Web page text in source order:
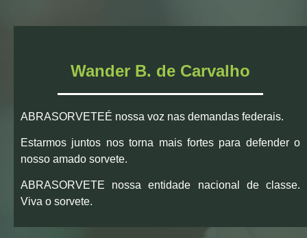
Wander B. de Carvalho
ABRASORVETEÉ nossa voz nas demandas federais.
Estarmos juntos nos torna mais fortes para defender o
nosso amado sorvete.
ABRASORVETE nossa entidade nacional de classe.
Viva o sorvete.